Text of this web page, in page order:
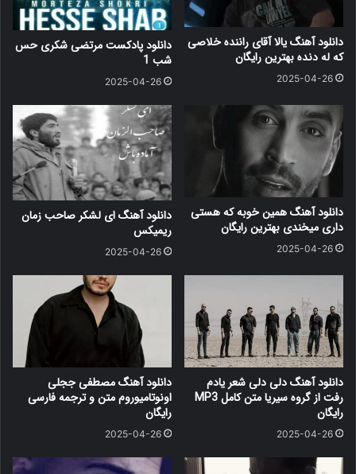
دانلود آهنگ یالا آقای راننده خلاصی
که له دنده بهترین رایگان
2025-04-26
دانلود پادکست مرتضی شکری حس
شب 1
2025-04-26
دانلود آهنگ همین خوبه که هستی
داری میخندی بهترین رایگان
2025-04-26
دانلود آهنگ ای لشکر صاحب زمان
ریمیکس
2025-04-26
دانلود آهنگ دلی دلی شعر یادم
رفت از گروه سیریا متن کامل MP3
رایگان
2025-04-26
دانلود آهنگ مصطفی ججلی
اونوتامیوروم متن و ترجمه فارسی
رایگان
2025-04-26